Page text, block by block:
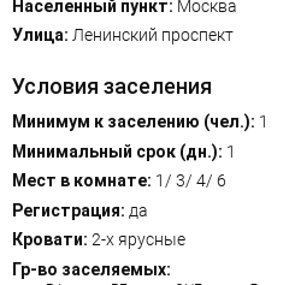
Населенный пункт: Москва
Улица: Ленинский проспект
Условия заселения
Минимум к заселению (чел.): 1
Минимальный срок (дн.): 1
Мест в комнате: 1/ 3/ 4/ 6
Регистрация: да
Кровати: 2-х ярусные
Гр-во заселяемых: